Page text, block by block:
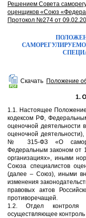
Решением Совета
оценщиков «Союз
Протокол №274 от
Скачать Положение
1.
1.1. Настоящее
кодексом РФ,
оценочной деятельности
оценочной
№ 315-ФЗ «О
Федеральным законом от
организациях», иными
Союза специалистов
(далее – Союз), иными
изменения
правовых актов
противоречащей.
1.2. Отдел контроля
осуществляющее